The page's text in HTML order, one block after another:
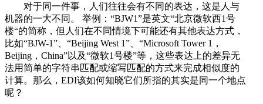
对于同一件事，人们往往会有不同的表达，这是人与
机器的一大不同。 举例：“BJW1”是英文“北京微软西1号
楼“的简称，但人们在不同情境下可能还有其他表达方式，
比如“BJW-1”、“Beijing West 1”、“Microsoft Tower 1，
Beijing，China”以及“微软1号楼”等，这些表达上的差异无
法用简单的字符串匹配或缩写匹配的方式来完成相似度的
计算。那么，EDI该如何知晓它们所指的其实是同一个地点
呢？